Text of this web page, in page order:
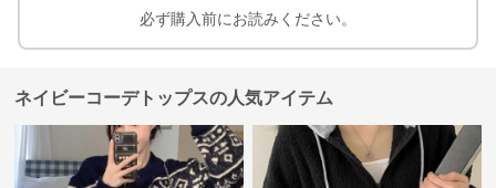
必ず購入前にお読みください。
ネイビーコーデトップスの人気アイテム